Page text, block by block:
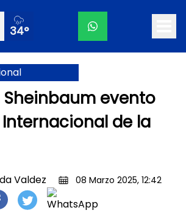
34°
Sheinbaum evento
de la
Valdez
08 Marzo 2025, 12:42